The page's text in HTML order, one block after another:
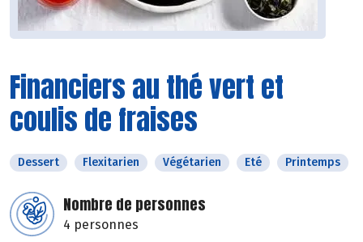
Financiers au thé vert et
coulis de fraises
Dessert Flexitarien Végétarien Eté Printemps
Nombre de personnes
4 personnes